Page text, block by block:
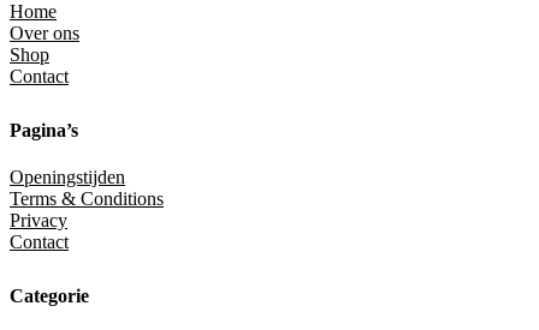
Home
Over ons
Shop
Contact
Pagina’s
Openingstijden
Terms & Conditions
Privacy
Contact
Categorie